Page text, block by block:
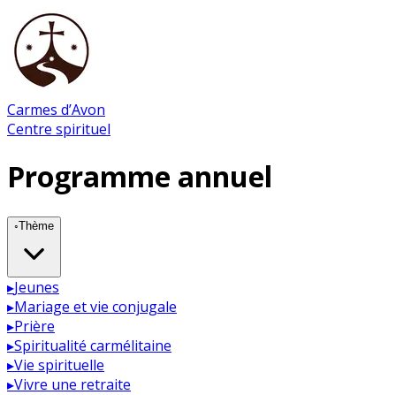
Carmes d’Avon
Centre spirituel
Programme annuel
◦Thème
▸Jeunes
▸Mariage et vie conjugale
▸Prière
▸Spiritualité carmélitaine
▸Vie spirituelle
▸Vivre une retraite